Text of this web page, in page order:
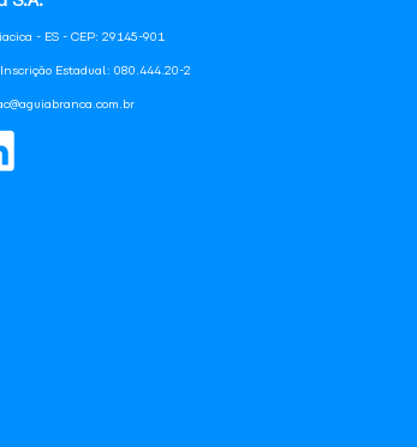
- ES - CEP: 29145-901
Estadual: 080.444.20-2